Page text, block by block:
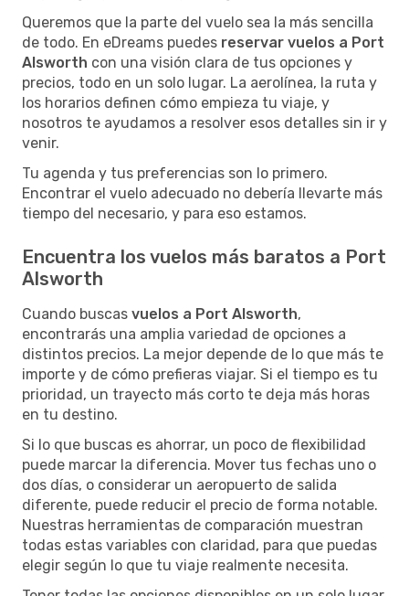
Queremos que la parte del vuelo sea la más sencilla
de todo. En eDreams puedes reservar vuelos a Port
Alsworth con una visión clara de tus opciones y
precios, todo en un solo lugar. La aerolínea, la ruta y
los horarios definen cómo empieza tu viaje, y
nosotros te ayudamos a resolver esos detalles sin ir y
venir.
Tu agenda y tus preferencias son lo primero.
Encontrar el vuelo adecuado no debería llevarte más
tiempo del necesario, y para eso estamos.
Encuentra los vuelos más baratos a Port
Alsworth
Cuando buscas vuelos a Port Alsworth,
encontrarás una amplia variedad de opciones a
distintos precios. La mejor depende de lo que más te
importe y de cómo prefieras viajar. Si el tiempo es tu
prioridad, un trayecto más corto te deja más horas
en tu destino.
Si lo que buscas es ahorrar, un poco de flexibilidad
puede marcar la diferencia. Mover tus fechas uno o
dos días, o considerar un aeropuerto de salida
diferente, puede reducir el precio de forma notable.
Nuestras herramientas de comparación muestran
todas estas variables con claridad, para que puedas
elegir según lo que tu viaje realmente necesita.